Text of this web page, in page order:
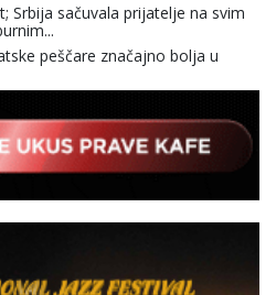
Srbija sačuvala prijatelje na svim
peščare značajno bolja u